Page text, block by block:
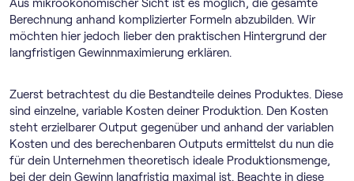
Aus mikroökonomischer Sicht ist es möglich, die gesamte
Berechnung anhand komplizierter Formeln abzubilden. Wir
möchten hier jedoch lieber den praktischen Hintergrund der
langfristigen Gewinnmaximierung erklären.
Zuerst betrachtest du die Bestandteile deines Produktes. Diese
sind einzelne, variable Kosten deiner Produktion. Den Kosten
steht erzielbarer Output gegenüber und anhand der variablen
Kosten und des berechenbaren Outputs ermittelst du nun die
für dein Unternehmen theoretisch ideale Produktionsmenge,
bei der dein Gewinn langfristig maximal ist. Beachte in diese